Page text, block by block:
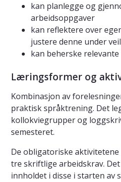
kan planlegge og
arbeidsoppgaver
kan reflektere over
justere denne under
kan beherske
Læringsformer og
Kombinasjon av
praktisk språktrening. Det
kollokviegrupper og
semesteret.
De obligatoriske
tre skriftlige arbeidskrav.
innholdet i disse i starten av